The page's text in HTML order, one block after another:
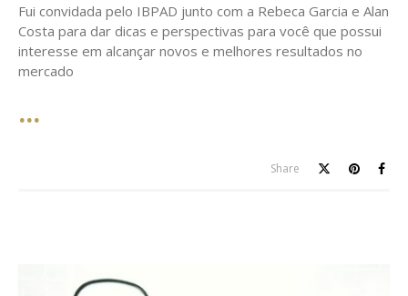
Fui convidada pelo IBPAD junto com a Rebeca Garcia e Alan
Costa para dar dicas e perspectivas para você que possui
interesse em alcançar novos e melhores resultados no
mercado
Share